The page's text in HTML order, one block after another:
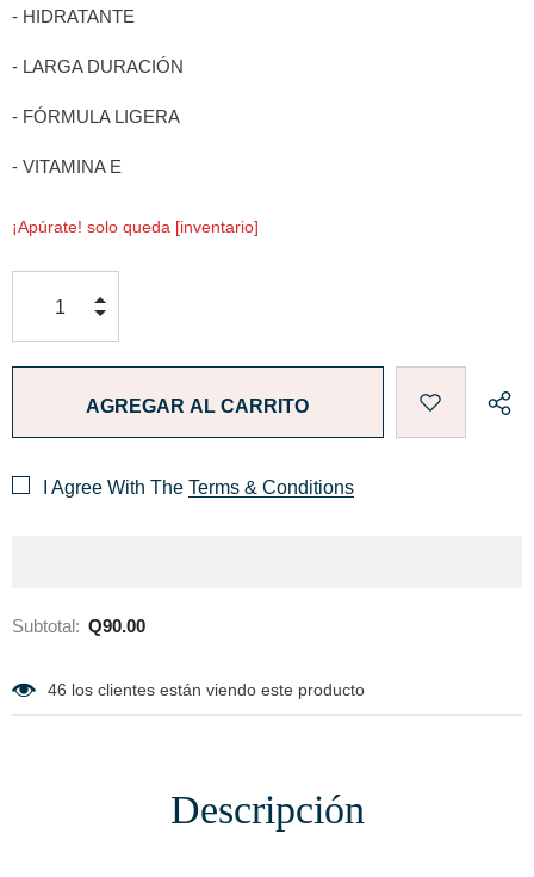
- HIDRATANTE
- LARGA DURACIÓN
- FÓRMULA LIGERA
- VITAMINA E
¡Apúrate! solo queda [inventario]
I Agree With The Terms & Conditions
Subtotal: Q90.00
46 los clientes están viendo este producto
Descripción